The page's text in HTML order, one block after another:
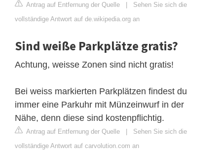
Antrag auf Entfernung der Quelle | Sehen Sie sich die
vollständige Antwort auf de.wikipedia.org an
Sind weiße Parkplätze gratis?
Achtung, weisse Zonen sind nicht gratis!
Bei weiss markierten Parkplätzen findest du
immer eine Parkuhr mit Münzeinwurf in der
Nähe, denn diese sind kostenpflichtig.
Antrag auf Entfernung der Quelle | Sehen Sie sich die
vollständige Antwort auf carvolution.com an